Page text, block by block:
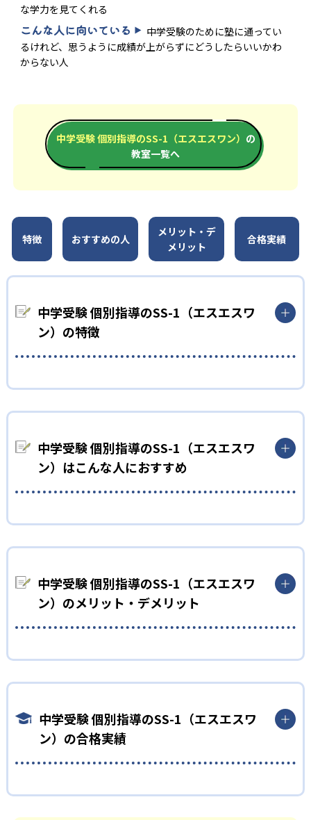
な学力を見てくれる
こんな人に向いている
中学受験のために塾に通ってい
るけれど、思うように成績が上がらずにどうしたらいいかわ
からない人
中学受験 個別指導のSS-1（エスエスワン） の
教室一覧へ
特徴 おすすめの人
メリット・デ
メリット
合格実績
中学受験 個別指導のSS-1（エスエスワ
ン）の特徴
いる。志望校合格までに、いつ何をするべきかといった学習ス
ケジュールを立て、プロ講師が効率的に学習を進めている。
格や志望校に合わせて、必要なことだけをピックアップして教
る。
また、毎月講師と保護者との面談が行われ、子どもの理解度や
に今の子どもに必要な学習を提供できる。
個別指導のSS-1では、どの教科でも1回から受講可能。多くの場
手な1～2教科くらいを受講することが多い。そうすると、その
教科の指導しか受けられないのが普通だが、個別指導のSS-1で
は講師が担当する科目以外のアドバイスももらえる。算数の担
当講師が、今この子には理科のこの単元の勉強が必要だなと思
中学受験 個別指導のSS-1（エスエスワ
ン）はこんな人におすすめ
様々。しかし塾が気に入っていたり、転塾する精神的負担が大き
かったり、もう受験まで時間がなかったりすると塾をやめるこ
とが難しい。
個別指導のSS-1は他塾での成績を上げることを目的にしている
ュラムなども熟知しているので、その子だけに合った効率的な
のテキストなど。新しくテキストを購入する必要もないので、さ
通う時間がないのでオンラインで指導を受けたい人向け
中学受験のために塾に通っていると、それだけでスケジュールが
いっぱいになり新たに個別指導に通うことが負担になることも
で、家にいながら効率的に指導を受けることも可能。ただし、
中学受験 個別指導のSS-1（エスエスワ
ン）のメリット・デメリット
せて最適な学習計画を立てて指導してくれるのはもちろん、中
高生対象の姉妹塾「モチベーションアカデミア」もある。
中学受験で燃え尽きてしまって、せっかく入った中学校で頑張れ
ない状態になる生徒は多い。個別指導のSS-1では中高の6年間を
ア"発見イベント」などを実施。受験後面談や個別相談会なども
中学受験 個別指導のSS-1（エスエスワ
ン）の合格実績